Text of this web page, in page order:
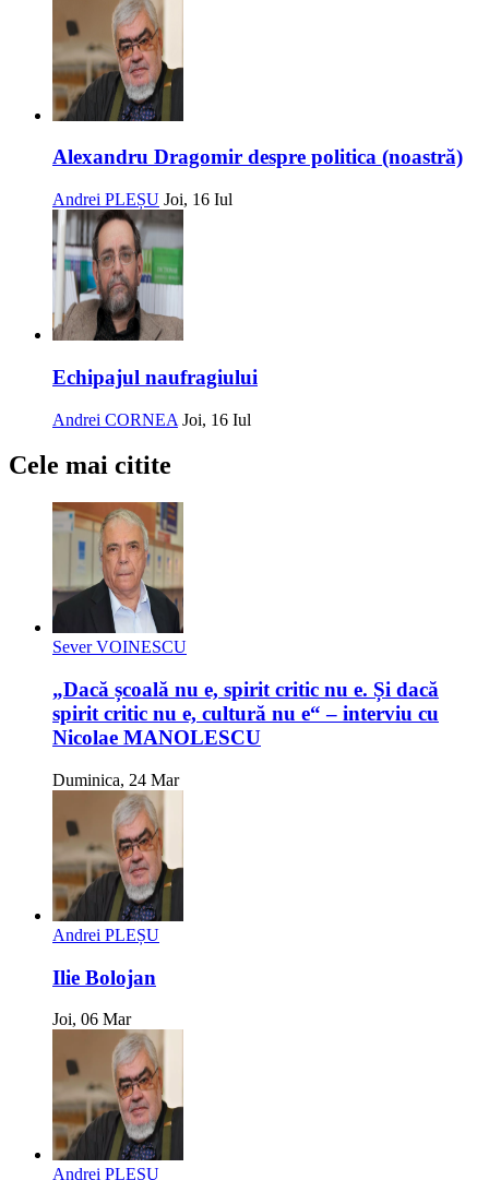
Alexandru Dragomir despre politica (noastră)
Andrei PLEȘU Joi, 16 Iul
Echipajul naufragiului
Andrei CORNEA Joi, 16 Iul
Cele mai citite
Sever VOINESCU
„Dacă școală nu e, spirit critic nu e. Și dacă
spirit critic nu e, cultură nu e“ – interviu cu
Nicolae MANOLESCU
Duminica, 24 Mar
Andrei PLEȘU
Ilie Bolojan
Joi, 06 Mar
Andrei PLEȘU